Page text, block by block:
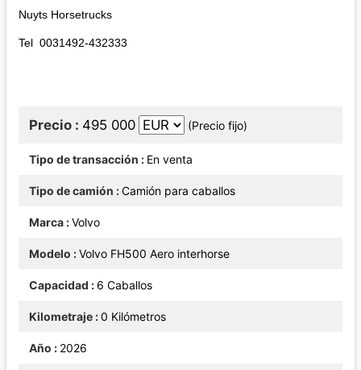
Nuyts Horsetrucks
Tel 0031492-432333
Precio 495 000 (Precio fijo)
Tipo de transacción En venta
Tipo de camión Camión para caballos
Marca Volvo
Modelo Volvo FH500 Aero interhorse
Capacidad 6 Caballos
Kilometraje 0 Kilómetros
Año 2026